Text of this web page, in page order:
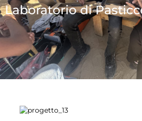
Laboratorio di